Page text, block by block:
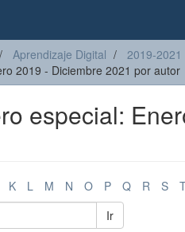
Aprendizaje Digital 2019-2021
2019 - Diciembre 2021 por autor
especial:
K L M N O P Q R S
Ir